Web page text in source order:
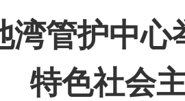
湾管护中心
特色社会